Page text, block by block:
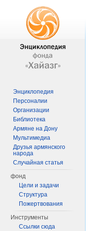
Энциклопедия
Персоналии
Организации
Библиотека
Армяне на Дону
Мультимедиа
Друзья армянского
народа
Случайная статья
фонд
Цели и задачи
Структура
Пожертвования
Инструменты
Ссылки сюда